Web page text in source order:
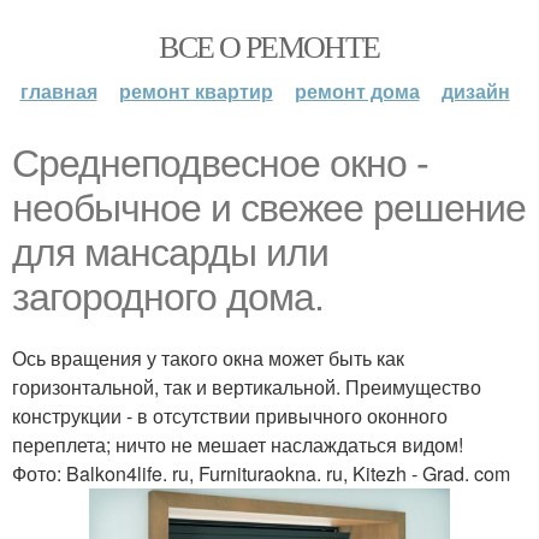
ВСЕ О РЕМОНТЕ
главная ремонт квартир ремонт дома дизайн
Среднеподвесное окно -
необычное и свежее решение
для мансарды или
загородного дома.
Ось вращения у такого окна может быть как
горизонтальной, так и вертикальной. Преимущество
конструкции - в отсутствии привычного оконного
переплета; ничто не мешает наслаждаться видом!
Фото: Balkon4life. ru, Furnituraokna. ru, Kitezh - Grad. com